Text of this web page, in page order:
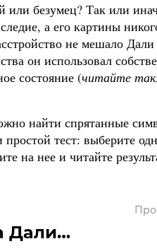
безумец? Так или
а его картины
не мешало Дали
он использовал
состояние (читайте
найти спрятанные
тест: выберите
на нее и читайте
Дали…